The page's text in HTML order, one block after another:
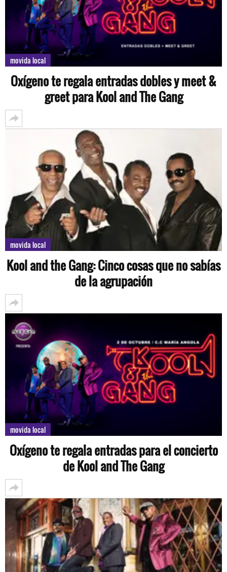
movida local
Oxígeno te regala entradas dobles y meet &
greet para Kool and The Gang
movida local
Kool and the Gang: Cinco cosas que no sabías
de la agrupación
movida local
Oxígeno te regala entradas para el concierto
de Kool and The Gang